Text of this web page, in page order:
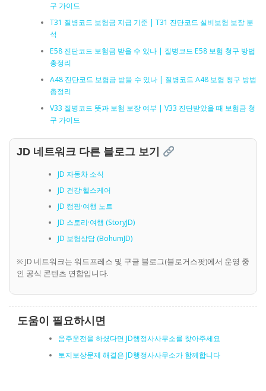
구 가이드
T31 질병코드 보험금 지급 기준 | T31 진단코드 실비보험 보장 분
석
E58 진단코드 보험금 받을 수 있나 | 질병코드 E58 보험 청구 방법
총정리
A48 진단코드 보험금 받을 수 있나 | 질병코드 A48 보험 청구 방법
총정리
V33 질병코드 뜻과 보험 보장 여부 | V33 진단받았을 때 보험금 청
구 가이드
JD 네트워크 다른 블로그 보기
JD 자동차 소식
JD 건강·헬스케어
JD 캠핑·여행 노트
JD 스토리·여행 (StoryJD)
JD 보험상담 (BohumJD)
※ JD 네트워크는 워드프레스 및 구글 블로그(블로거스팟)에서 운영 중
인 공식 콘텐츠 연합입니다.
도움이 필요하시면
음주운전을 하셨다면 JD행정사사무소를 찾아주세요
토지보상문제 해결은 JD행정사사무소가 함께합니다